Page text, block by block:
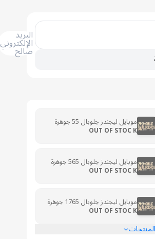
البريدالإلكتروني
صالح
موبايل ليجندز جلوبال 55 جوهرة
OUT OF STOC K
موبايل ليجندز جلوبال 565 جوهرة
OUT OF STOC K
موبايل ليجندز جلوبال 1765 جوهرة
OUT OF STOC K